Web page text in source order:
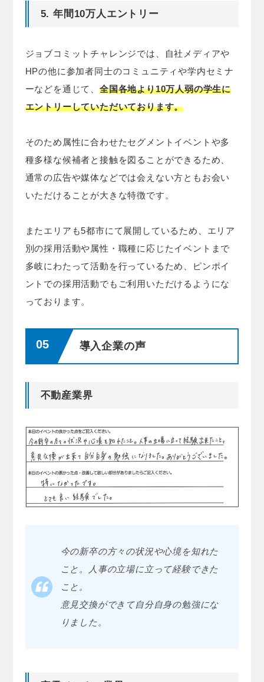
5. 年間10万人エントリー
ジョブコミットチャレンジでは、自社メディアや
HPの他に参加者同士のコミュニティや学内セミナ
ーなどを通じて、 全国各地より10万人弱の学生に
エントリーしていただいております。
そのため属性に合わせたセグメントイベントや多
種多様な候補者と接触を図ることができるため、
通常の広告や媒体などでは会えない方ともお会い
いただけることが大きな特徴です。
またエリアも5都市にて展開しているため、エリア
別の採用活動や属性・職種に応じたイベントまで
多岐にわたって活動を行っているため、ピンポイ
ントでの採用活動でもご利用いただけるようにな
っております。
導入企業の声
不動産業界
今の新卒の方々の状況や心境を知れた
こと。人事の立場に立って経験できた
こと。
意見交換ができて自分自身の勉強にな
りました。